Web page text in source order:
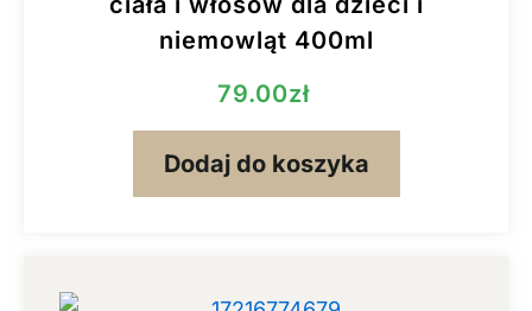
niemowląt 400ml
79.00zł
Dodaj do koszyka